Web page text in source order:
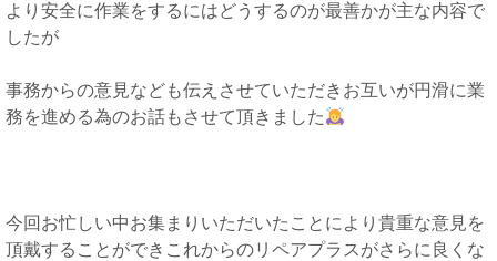
より安全に作業をするにはどうするのが最善かが主な内容で
したが
事務からの意見なども伝えさせていただきお互いが円滑に業
務を進める為のお話もさせて頂きました
今回お忙しい中お集まりいただいたことにより貴重な意見を
頂戴することができこれからのリペアプラスがさらに良くな